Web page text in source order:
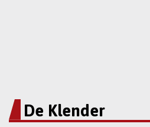
De Klender